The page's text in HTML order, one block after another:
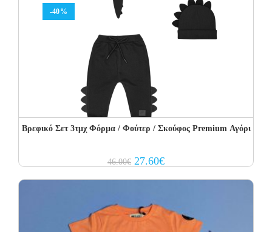
-40%
Βρεφικό Σετ 3τμχ Φόρμα / Φούτερ / Σκούφος Premium Αγόρι
46.00€ Original
price
27.60€Current
price